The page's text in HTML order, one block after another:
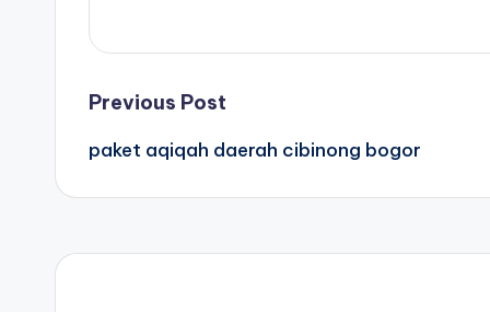
Post
navigation
Previous Post
paket aqiqah daerah cibinong bogor